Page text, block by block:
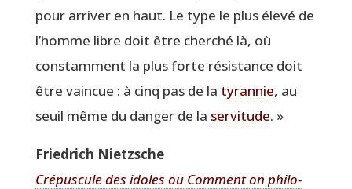
pour arri­ver en haut. Le type le plus éle­vé de
l’homme libre doit être cher­ché là, où
constam­ment la plus forte résis­tance doit
être vain­cue : à cinq pas de la tyran­nie, au
seuil même du dan­ger de la ser­vi­tude. »
Frie­drich Nietzsche
Cré­pus­cule des idoles ou Com­ment on phi­lo­